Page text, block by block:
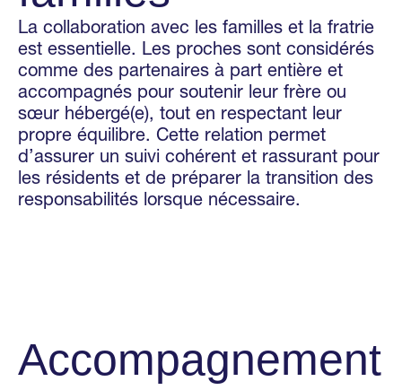
La collaboration avec les familles et la fratrie
est essentielle. Les proches sont considérés
comme des partenaires à part entière et
accompagnés pour soutenir leur frère ou
sœur hébergé(e), tout en respectant leur
propre équilibre. Cette relation permet
d’assurer un suivi cohérent et rassurant pour
les résidents et de préparer la transition des
responsabilités lorsque nécessaire.
Accompagnement